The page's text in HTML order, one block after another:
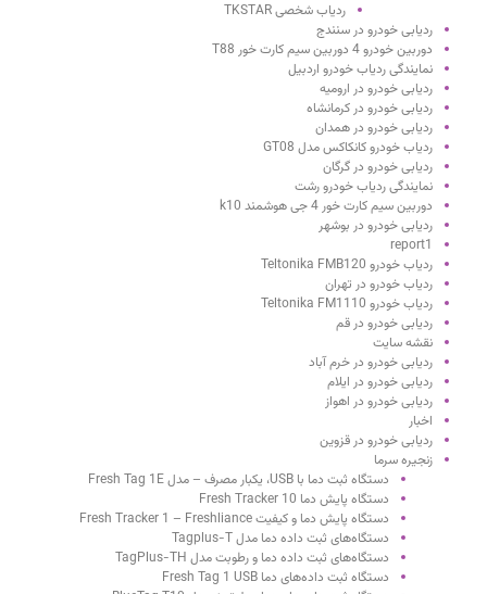
ردیاب شخصی TKSTAR
ردیابی خودرو در سنندج
دوربین خودرو 4 دوربین سیم کارت خور T88
نمایندگی ردیاب خودرو اردبیل
ردیابی خودرو در ارومیه
ردیابی خودرو در کرمانشاه
ردیابی خودرو در همدان
ردیاب خودرو کانکاکس مدل GT08
ردیابی خودرو در گرگان
نمایندگی ردیاب خودرو رشت
دوربین سیم کارت خور 4 جی هوشمند k10
ردیابی خودرو در بوشهر
report1
ردیاب خودرو Teltonika FMB120
ردیاب خودرو در تهران
ردیاب خودرو Teltonika FM1110
ردیابی خودرو در قم
نقشه سایت
ردیابی خودرو در خرم آباد
ردیابی خودرو در ایلام
ردیابی خودرو در اهواز
اخبار
ردیابی خودرو در قزوین
زنجیره سرما
دستگاه ثبت دما با USB، یکبار مصرف – مدل Fresh Tag 1E
دستگاه پایش دما Fresh Tracker 10
دستگاه پایش دما و کیفیت Fresh Tracker 1 – Freshliance
دستگاه‌های ثبت داده دما مدل Tagplus-T
دستگاه‌های ثبت داده دما و رطوبت مدل TagPlus-TH
دستگاه ثبت داده‌های دما Fresh Tag 1 USB